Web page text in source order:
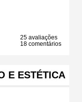
25 avaliações
18 comentários
E ESTÉTICA